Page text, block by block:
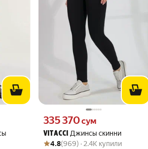
VITACCI Джинсы скинни
Цена 335370 сум вместо
335 370сум
Рейтинг товара: 4.8 из 5
Оценок: (969) · 2.4K купили
4.8(969) · 2.4K купили